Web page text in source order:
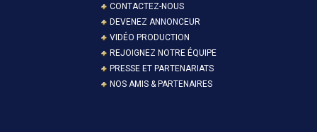
CONTACTEZ-NOUS
DEVENEZ ANNONCEUR
VIDÉO PRODUCTION
REJOIGNEZ NOTRE ÉQUIPE
PRESSE ET PARTENARIATS
NOS AMIS & PARTENAIRES